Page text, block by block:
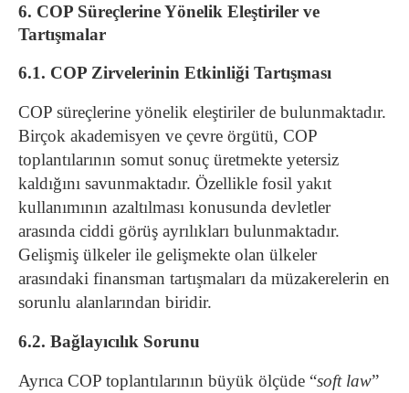
6. COP Süreçlerine Yönelik Eleştiriler ve
Tartışmalar
6.1. COP Zirvelerinin Etkinliği Tartışması
COP süreçlerine yönelik eleştiriler de bulunmaktadır.
Birçok akademisyen ve çevre örgütü, COP
toplantılarının somut sonuç üretmekte yetersiz
kaldığını savunmaktadır. Özellikle fosil yakıt
kullanımının azaltılması konusunda devletler
arasında ciddi görüş ayrılıkları bulunmaktadır.
Gelişmiş ülkeler ile gelişmekte olan ülkeler
arasındaki finansman tartışmaları da müzakerelerin en
sorunlu alanlarından biridir.
6.2. Bağlayıcılık Sorunu
Ayrıca COP toplantılarının büyük ölçüde “soft law”